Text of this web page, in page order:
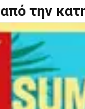
την